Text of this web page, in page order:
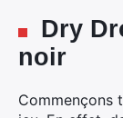
Dry
noir
Commençons